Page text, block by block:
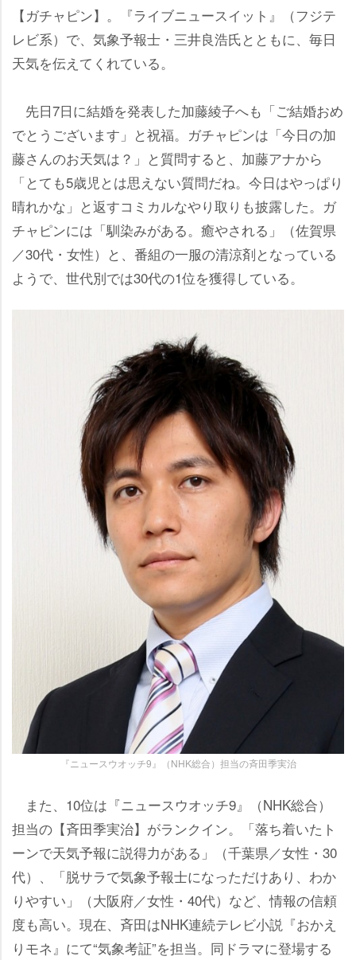
【ガチャピン】。『ライブニュースイット』（フジテ
レビ系）で、気象予報士・三井良浩氏とともに、毎日
天気を伝えてくれている。
先日7日に結婚を発表した加藤綾子へも「ご結婚おめ
でとうございます」と祝福。ガチャピンは「今日の加
藤さんのお天気は？」と質問すると、加藤アナから
「とても5歳児とは思えない質問だね。今日はやっぱり
晴れかな」と返すコミカルなやり取りも披露した。ガ
チャピンには「馴染みがある。癒やされる」（佐賀県
／30代・女性）と、番組の一服の清涼剤となっている
ようで、世代別では30代の1位を獲得している。
『ニュースウオッチ9』（NHK総合）担当の斉田季実治
また、10位は『ニュースウオッチ9』（NHK総合）
担当の【斉田季実治】がランクイン。「落ち着いたト
ーンで天気予報に説得力がある」（千葉県／女性・30
代）、「脱サラで気象予報士になっただけあり、わか
りやすい」（大阪府／女性・40代）など、情報の信頼
度も高い。現在、斉田はNHK連続テレビ小説『おかえ
りモネ』にて“気象考証”を担当。同ドラマに登場する